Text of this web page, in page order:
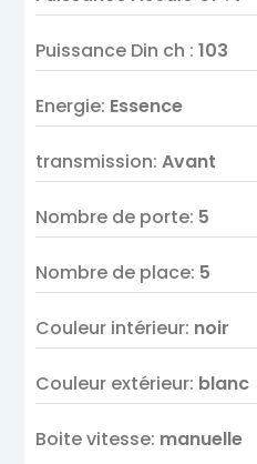
Puissance Din ch :103
Energie: Essence
transmission:Avant
Nombre de porte: 5
Nombre de place: 5
Couleur intérieur: noir
Couleur extérieur: blanc
Boite vitesse: manuelle